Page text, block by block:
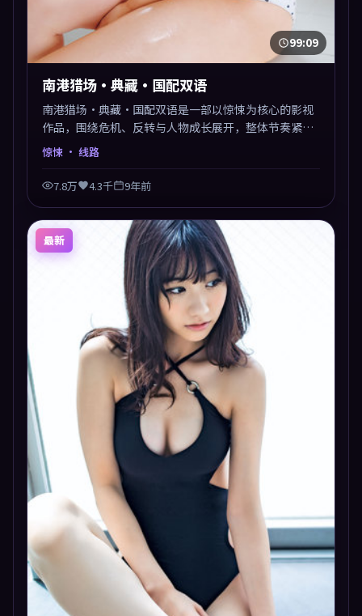
99:09
南港猎场·典藏·国配双语
南港猎场·典藏·国配双语是一部以惊悚为核心的影视
作品，围绕危机、反转与人物成长展开，整体节奏紧
凑，值得推荐观看。
惊悚 · 线路
7.8万 4.3千 9年前
最新